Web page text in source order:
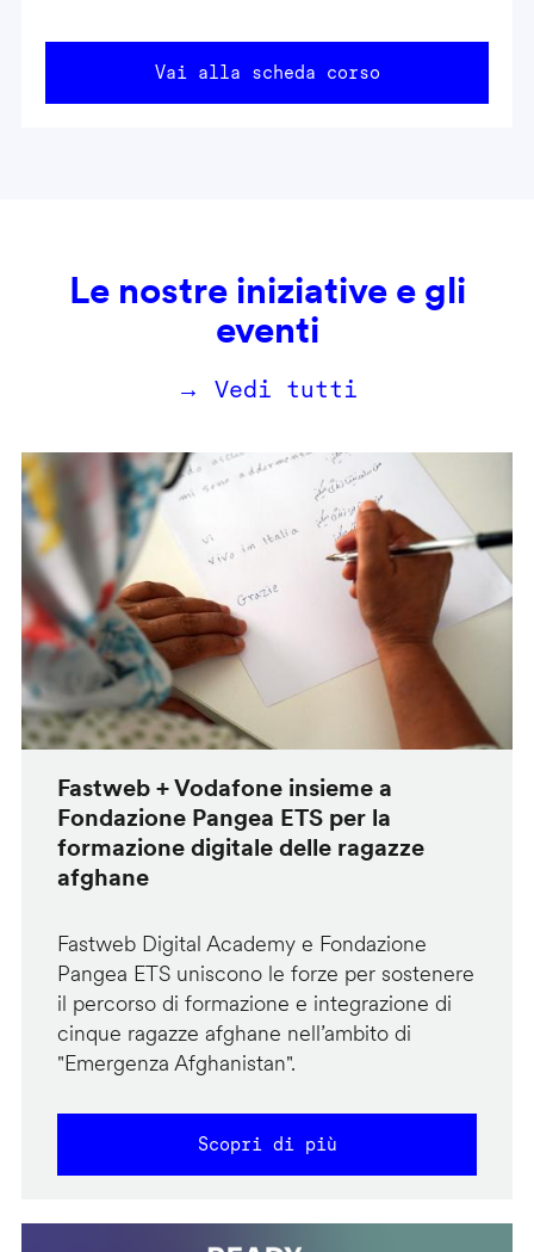
Vai alla scheda corso
Le nostre iniziative e gli
eventi
→ Vedi tutti
Fastweb + Vodafone insieme a
Fondazione Pangea ETS per la
formazione digitale delle ragazze
afghane
Fastweb Digital Academy e Fondazione
Pangea ETS uniscono le forze per sostenere
il percorso di formazione e integrazione di
cinque ragazze afghane nell’ambito di
"Emergenza Afghanistan".
Scopri di più